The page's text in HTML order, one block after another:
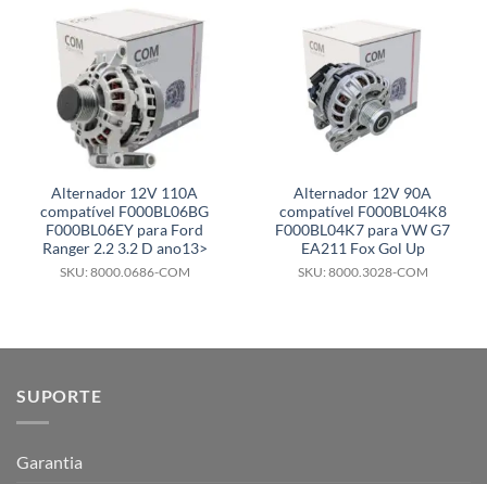
Alternador 12V 110A
compatível F000BL06BG
F000BL06EY para Ford
Ranger 2.2 3.2 D ano13>
SKU: 8000.0686-COM
Alternador 12V 90A
compatível F000BL04K8
F000BL04K7 para VW G7
EA211 Fox Gol Up
SKU: 8000.3028-COM
SUPORTE
Garantia